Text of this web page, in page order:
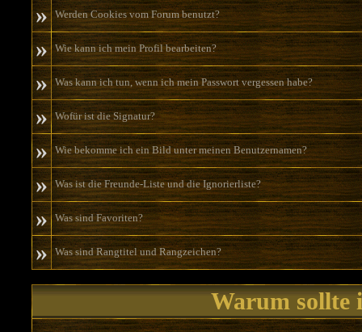
» Werden Cookies vom Forum benutzt?
» Wie kann ich mein Profil bearbeiten?
» Was kann ich tun, wenn ich mein Passwort vergessen habe?
» Wofür ist die Signatur?
» Wie bekomme ich ein Bild unter meinen Benutzernamen?
» Was ist die Freunde-Liste und die Ignorierliste?
» Was sind Favoriten?
» Was sind Rangtitel und Rangzeichen?
Warum sollte